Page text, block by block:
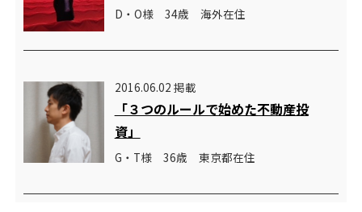
D・O様 34歳 海外在住
2016.06.02 掲載
「３つのルールで始めた不動産投
資」
G・T様 36歳 東京都在住